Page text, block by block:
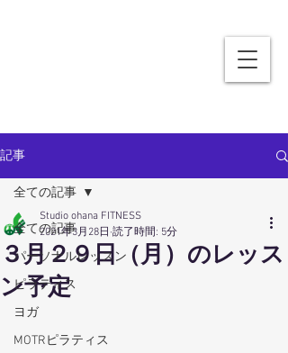
記事
全ての記事
パーソナルレッスン
ピラティス
ヨガ
MOTRピラティス
全ての記事
３月２９日（月）のレッス
ン予定
Studio ohana FITNESS
2021年3月28日 読了時間: 5分